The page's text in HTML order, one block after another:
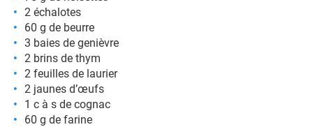
2 échalotes
60 g de beurre
3 baies de genièvre
2 brins de thym
2 feuilles de laurier
2 jaunes d’œufs
1 c à s de cognac
60 g de farine